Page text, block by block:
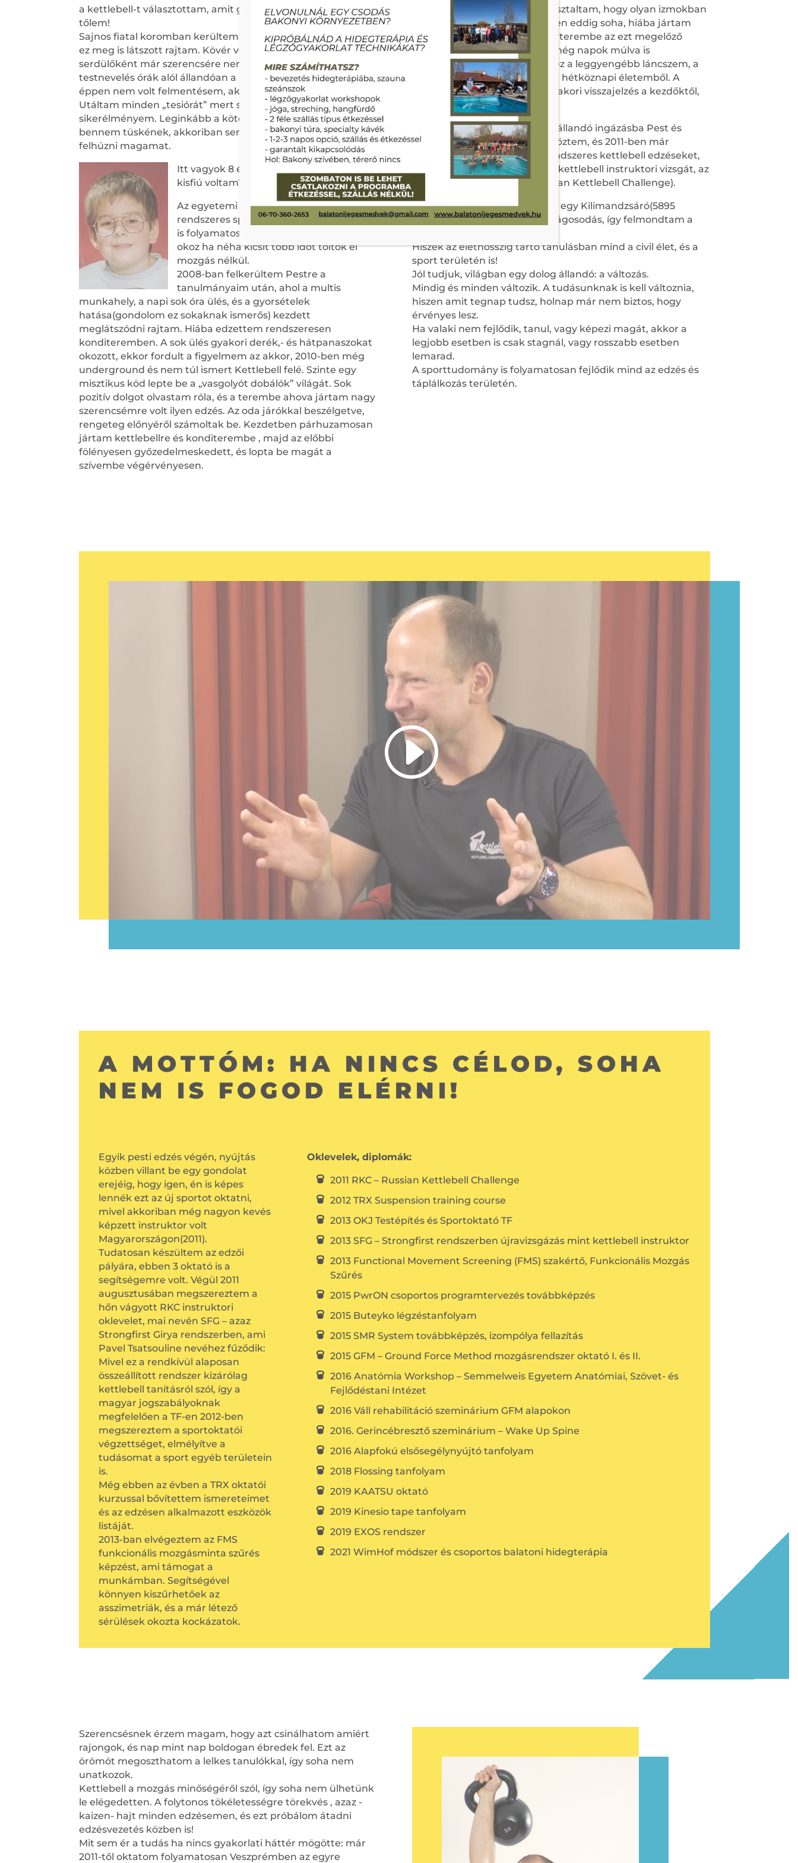
a kettlebell-t választottam, amit gyakran kérdeznek meg
tőlem!
Sajnos fiatal koromban kerültem a sportokat mint a tüzet, és
ez meg is látszott rajtam. Kövér voltam, és csúfoltak is, de
serdülőként már szerencsére nem volt rajtam súlyfelesleg. A
testnevelés órák alól állandóan a kibúvókat kerestem, ha
éppen nem volt felmentésem, akkor kitaláltam valamit.
Utáltam minden „tesiórát” mert soha nem volt
sikerélményem. Leginkább a kötélmászás maradt meg
bennem tüskének, akkoriban semennyire nem tudtam
felhúzni magamat.
Itt vagyok 8 évesen, ugye milyen „cuki”
kisfiú voltam?
Az egyetemi évek alatt alakult ki nálam a
rendszeres sportolás szokása, ami azóta
is folyamatosan hajt, és hiányérzetet
okoz ha néha kicsit több időt töltök el
mozgás nélkül.
2008-ban felkerültem Pestre a
tanulmányaim után, ahol a multis
munkahely, a napi sok óra ülés, és a gyorsételek
hatása(gondolom ez sokaknak ismerős) kezdett
meglátszódni rajtam. Hiába edzettem rendszeresen
konditeremben. A sok ülés gyakori derék,- és hátpanaszokat
okozott, ekkor fordult a figyelmem az akkor, 2010-ben még
underground és nem túl ismert Kettlebell felé. Szinte egy
misztikus köd lepte be a „vasgolyót dobálók” világát. Sok
pozitív dolgot olvastam róla, és a terembe ahova jártam nagy
szerencsémre volt ilyen edzés. Az oda járókkal beszélgetve,
rengeteg előnyéről számoltak be. Kezdetben párhuzamosan
jártam kettlebellre és konditerembe , majd az előbbi
fölényesen győzedelmeskedett, és lopta be magát a
szívembe végérvényesen.
érezni, és megdöbbenve tapasztaltam, hogy olyan izmokban
fedeztem fel izomlázat amikben eddig soha, hiába jártam
gyakran heti 2-3x edzeni konditerembe az ezt megelőző
években. A sajgó törzsizmok még napok múlva is
emlékeztettek, hogy tényleg ez a leggyengébb láncszem, a
megfelelő törzserő hiányzott a hétköznapi életemből. A
hátfájástól megszabadulás gyakori visszajelzés a kezdőktől,
pár hét edzés után!
Három év után beleuntam az állandó ingázásba Pest és
Veszprém között, így hazaköltöztem, és 2011-ben már
Veszprémben folytattam a rendszeres kettlebell edzéseket,
és ebben az évben letettem a kettlebell instruktori vizsgát, az
akkori RKC rendszerben(Russian Kettlebell Challenge).
2017-ben lettem főállású edző, egy Kilimandzsáró(5895
méter) túra alatt jött a megvilágosodás, így felmondtam a
Hiszek az élethosszig tartó tanulásban mind a civil élet, és a
sport területén is!
Jól tudjuk, világban egy dolog állandó: a változás.
Mindig és minden változik. A tudásunknak is kell változnia,
hiszen amit tegnap tudsz, holnap már nem biztos, hogy
érvényes lesz.
Ha valaki nem fejlődik, tanul, vagy képezi magát, akkor a
legjobb esetben is csak stagnál, vagy rosszabb esetben
lemarad.
A sporttudomány is folyamatosan fejlődik mind az edzés és
táplálkozás területén.
A MOTTÓM: HA NINCS CÉLOD, SOHA
NEM IS FOGOD ELÉRNI!
Egyik pesti edzés végén, nyújtás
közben villant be egy gondolat
erejéig, hogy igen, én is képes
lennék ezt az új sportot oktatni,
mivel akkoriban még nagyon kevés
képzett instruktor volt
Magyarországon(2011).
Tudatosan készültem az edzői
pályára, ebben 3 oktató is a
segítségemre volt. Végül 2011
augusztusában megszereztem a
hőn vágyott RKC instruktori
oklevelet, mai nevén SFG – azaz
Strongfirst Girya rendszerben, ami
Pavel Tsatsouline nevéhez fűződik:
Mivel ez a rendkívül alaposan
összeállított rendszer kizárólag
kettlebell tanításról szól, így a
magyar jogszabályoknak
megfelelően a TF-en 2012-ben
megszereztem a sportoktatói
végzettséget, elmélyítve a
tudásomat a sport egyéb területein
is.
Még ebben az évben a TRX oktatói
kurzussal bővítettem ismereteimet
és az edzésen alkalmazott eszközök
listáját.
2013-ban elvégeztem az FMS
funkcionális mozgásminta szűrés
képzést, ami támogat a
munkámban. Segítségével
könnyen kiszűrhetőek az
asszimetriák, és a már létező
sérülések okozta kockázatok.
Oklevelek, diplomák:
2011 RKC – Russian Kettlebell Challenge
2012 TRX Suspension training course
2013 OKJ Testépítés és Sportoktató TF
2013 SFG – Strongfirst rendszerben újravizsgázás mint kettlebell instruktor
2013 Functional Movement Screening (FMS) szakértő, Funkcionális Mozgás
Szűrés
2015 PwrON csoportos programtervezés továbbképzés
2015 Buteyko légzéstanfolyam
2015 SMR System továbbképzés, izompólya fellazítás
2015 GFM – Ground Force Method mozgásrendszer oktató I. és II.
2016 Anatómia Workshop – Semmelweis Egyetem Anatómiai, Szövet- és
Fejlődéstani Intézet
2016 Váll rehabilitáció szeminárium GFM alapokon
2016. Gerincébresztő szeminárium – Wake Up Spine
2016 Alapfokú elsősegélynyújtó tanfolyam
2018 Flossing tanfolyam
2019 KAATSU oktató
2019 Kinesio tape tanfolyam
2019 EXOS rendszer
2021 WimHof módszer és csoportos balatoni hidegterápia
Szerencsésnek érzem magam, hogy azt csinálhatom amiért
rajongok, és nap mint nap boldogan ébredek fel. Ezt az
örömöt megoszthatom a lelkes tanulókkal, így soha nem
unatkozok.
Kettlebell a mozgás minőségéről szól, így soha nem ülhetünk
le elégedetten. A folytonos tökéletességre törekvés , azaz -
kaizen- hajt minden edzésemen, és ezt próbálom átadni
edzésvezetés közben is!
Mit sem ér a tudás ha nincs gyakorlati háttér mögötte: már
2011-től oktatom folyamatosan Veszprémben az egyre